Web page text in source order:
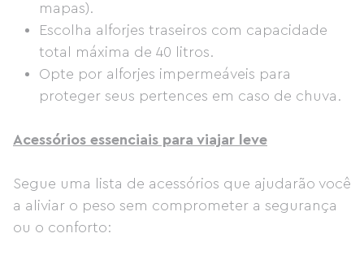
mapas).
Escolha alforjes traseiros com capacidade
total máxima de 40 litros.
Opte por alforjes impermeáveis ​​para
proteger seus pertences em caso de chuva.
Acessórios essenciais para viajar leve
Segue uma lista de acessórios que ajudarão você
a aliviar o peso sem comprometer a segurança
ou o conforto: